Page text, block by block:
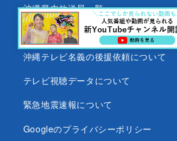
沖縄県内放送局一覧
番組審議会
沖縄テレビ名義の後援依頼について
テレビ視聴データについて
緊急地震速報について
Googleのプライバシーポリシー